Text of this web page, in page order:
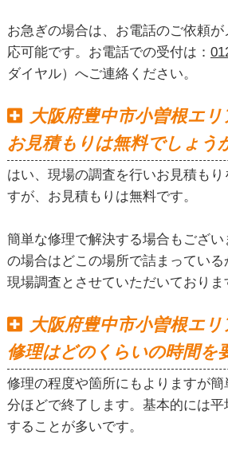
お急ぎの場合は、お電話のご依頼
応可能です。お電話での受付は：
ダイヤル）へご連絡ください。
大阪府豊中市小曽根エリ
お見積もりは無料でしょう
はい、現場の調査を行いお見積もり
すが、お見積もりは無料です。
簡単な修理で解決する場合もござ
の場合はどこの場所で詰まってい
現場調査とさせていただいておりま
大阪府豊中市小曽根エリ
修理はどのくらいの時間を
修理の程度や箇所にもよりますが
分ほどで終了します。基本的には平
することが多いです。